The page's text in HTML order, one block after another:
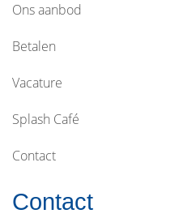
Ons aanbod
Betalen
Vacature
Splash Café
Contact
Contact